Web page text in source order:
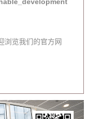
浏览我们的官方网